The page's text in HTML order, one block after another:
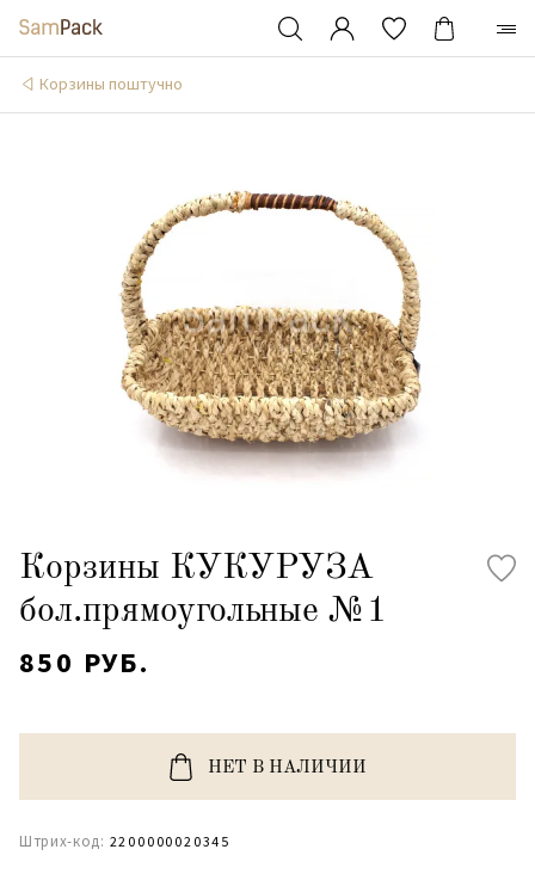
Корзины поштучно
Корзины КУКУРУЗА
бол.прямоугольные №1
850 РУБ.
НЕТ В НАЛИЧИИ
Штрих-код: 2200000020345